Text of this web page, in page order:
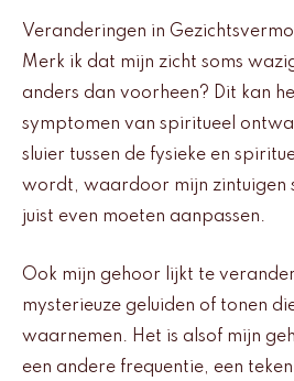
Veranderingen in
Merk ik dat mijn zicht soms
anders dan voorheen? Dit kan
symptomen van spiritueel
sluier tussen de fysieke en
wordt, waardoor mijn zintuigen
juist even moeten aanpassen.
Ook mijn gehoor lijkt te
mysterieuze geluiden of tonen
waarnemen. Het is alsof mijn
een andere frequentie, een